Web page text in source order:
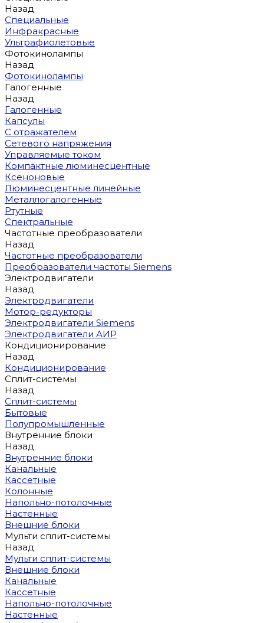
Назад
Специальные
Инфракрасные
Ультрафиолетовые
Фотокинолампы
Назад
Фотокинолампы
Галогенные
Назад
Галогенные
Капсулы
С отражателем
Сетевого напряжения
Управляемые током
Компактные люминесцентные
Ксеноновые
Люминесцентные линейные
Металлогалогенные
Ртутные
Спектральные
Частотные преобразователи
Назад
Частотные преобразователи
Преобразователи частоты Siemens
Электродвигатели
Назад
Электродвигатели
Мотор-редукторы
Электродвигатели Siemens
Электродвигатели АИР
Кондиционирование
Назад
Кондиционирование
Сплит-системы
Назад
Сплит-системы
Бытовые
Полупромышленные
Внутренние блоки
Назад
Внутренние блоки
Канальные
Кассетные
Колонные
Напольно-потолочные
Настенные
Внешние блоки
Мульти сплит-системы
Назад
Мульти сплит-системы
Внешние блоки
Канальные
Кассетные
Напольно-потолочные
Настенные